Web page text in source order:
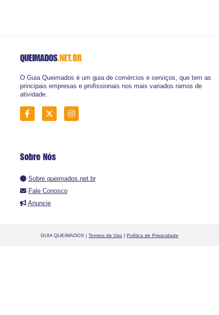
QUEIMADOS.NET.BR
O Guia Queimados é um guia de comércios e serviços, que tem as
principais empresas e profissionais nos mais variados ramos de
atividade.
Sobre Nós
Sobre queimados.net.br
Fale Conosco
Anuncie
GUIA QUEIMADOS | Termos de Uso | Política de Privacidade